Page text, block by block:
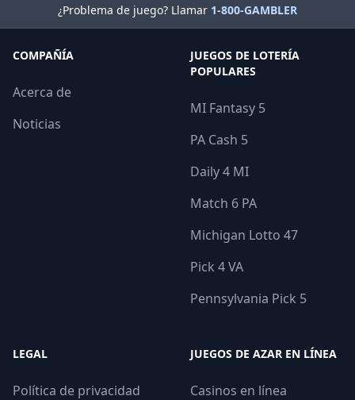
¿Problema de juego? Llamar 1-800-GAMBLER
COMPAÑÍA
Acerca de
Noticias
JUEGOS DE LOTERÍA
POPULARES
MI Fantasy 5
PA Cash 5
Daily 4 MI
Match 6 PA
Michigan Lotto 47
Pick 4 VA
Pennsylvania Pick 5
LEGAL
Política de privacidad
JUEGOS DE AZAR EN LÍNEA
Casinos en línea